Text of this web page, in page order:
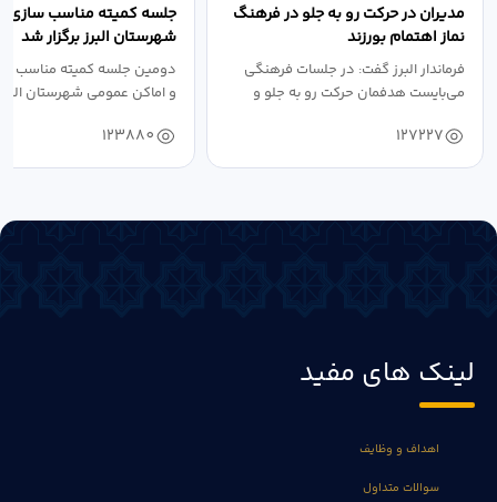
مدیران در حرکت رو به جلو در فرهنگ
نماز اهتمام بورزند
فرماندار البرز گفت: در جلسات فرهنگی
می‌بایست هدفمان حرکت رو به جلو و
127227
جلسه کمیته مناسب سازی
شهرستان البرز برگزار شد
دومین جلسه کمیته مناسب
و اماکن عمومی شهرستان
123880
لینک های مفید
اهداف و وظایف
سوالات متداول